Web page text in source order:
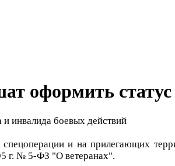
оформить статус
инвалида боевых действий
и на прилегающих
г. № 5-ФЗ "О ветеранах".